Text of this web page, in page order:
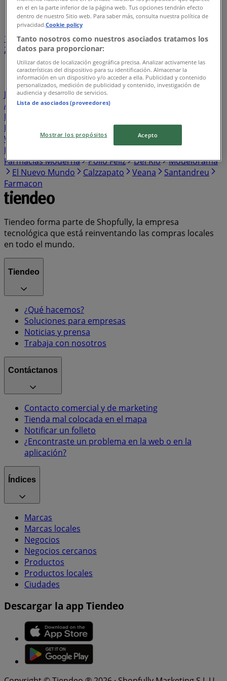
Índice de negocios en Alfredo V. Bonfil
1
...
2
456
26
BetterWare
Tecnolite Fresko Pizza Hut
Oggi
Jeans
Knova Pirma Samsung
Alitas
Adosa Skechers Promoda
Isidro y San Borja
Build-A-Bear
Providencia
Terramar Brands
Walmart Express
Puma Victorinox Scorpion
Era
Farmacias Moderna
Pollo Feliz Del Rio
Modelorama
El Nuevo Mundo
Calzzapato Veana
Santandreu
Farmacon
Tiendeo forma parte de Shopfully, la empresa
tecnológica que está reinventando las compras locales
en todo el mundo.
Tiendeo
¿Qué hacemos?
Soluciones para empresas
Noticias y prensa
Trabaja con nosotros
Contáctanos
Contacto comercial y de marketing
Tienda mal colocada en el mapa
Notificar un folleto
¿Encontraste un problema en la web o en la
aplicación?
Índices
Marcas
Marcas locales
Negocios
Negocios cercanos
Productos
Productos locales
Ciudades
Descargar la app Tiendeo
en el en la parte inferior de la página web. Tus opciones tendrán efecto
dentro de nuestro Sitio web. Para saber más, consulta nuestra política de
privacidad.Cookie policy
Tanto nosotros como nuestros asociados tratamos los
datos para proporcionar:
Utilizar datos de localización geográfica precisa. Analizar activamente las
características del dispositivo para su identificación. Almacenar la
información en un dispositivo y/o acceder a ella. Publicidad y contenido
personalizados, medición de publicidad y contenido, investigación de
audiencia y desarrollo de servicios.
Lista de asociados (proveedores)
Mostrar los propósitos Acepto